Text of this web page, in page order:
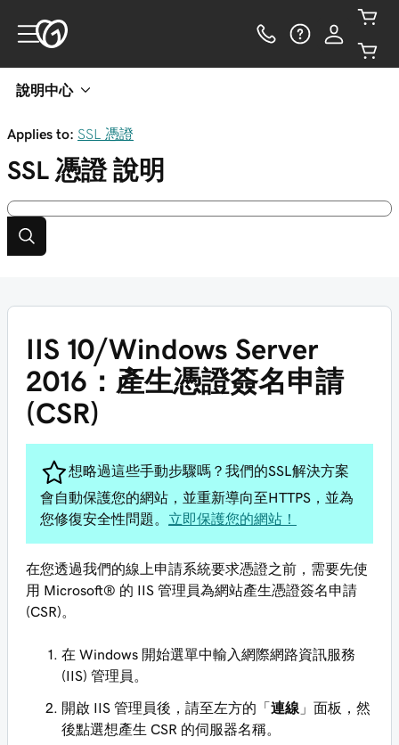
說明中心
Applies to: SSL 憑證
SSL 憑證 說明
IIS 10/Windows Server
2016：產生憑證簽名申請
(CSR)
想略過這些手動步驟嗎？我們的SSL解決方案
會自動保護您的網站，並重新導向至HTTPS，並為
您修復安全性問題。 立即保護您的網站！
在您透過我們的線上申請系統要求憑證之前，需要先使
用 Microsoft® 的 IIS 管理員為網站產生憑證簽名申請
(CSR)。
在 Windows 開始選單中輸入網際網路資訊服務
(IIS) 管理員。
開啟 IIS 管理員後，請至左方的「 連線 」面板，然
後點選想產生 CSR 的伺服器名稱。